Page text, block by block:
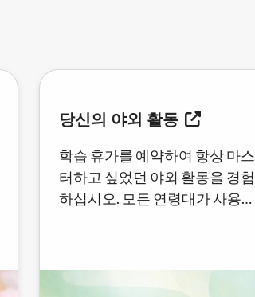
당신의 야외 활동
학습 휴가를 예약하여 항상 마스
터하고 싶었던 야외 활동을 경험
하십시오. 모든 연령대가 사용할